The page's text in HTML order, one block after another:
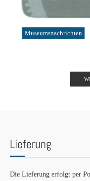
Museumsnachrichten
Lieferung
Die Lieferung erfolgt per